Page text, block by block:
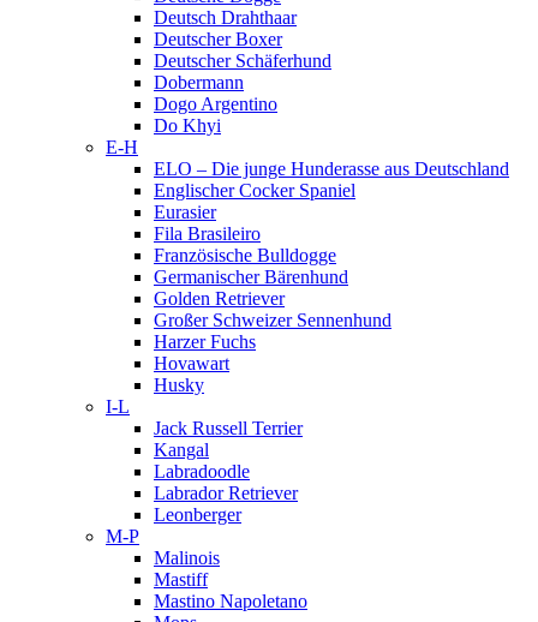
Deutsch Drahthaar
Deutscher Boxer
Deutscher Schäferhund
Dobermann
Dogo Argentino
Do Khyi
E-H
ELO – Die junge Hunderasse aus Deutschland
Englischer Cocker Spaniel
Eurasier
Fila Brasileiro
Französische Bulldogge
Germanischer Bärenhund
Golden Retriever
Großer Schweizer Sennenhund
Harzer Fuchs
Hovawart
Husky
I-L
Jack Russell Terrier
Kangal
Labradoodle
Labrador Retriever
Leonberger
M-P
Malinois
Mastiff
Mastino Napoletano